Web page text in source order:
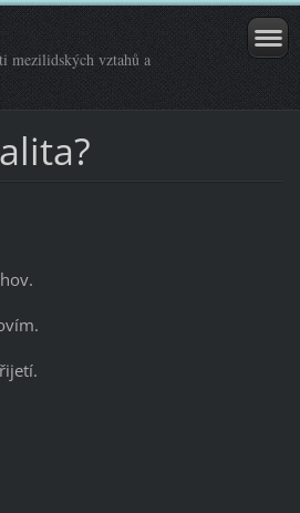
mezilidských vztahů a